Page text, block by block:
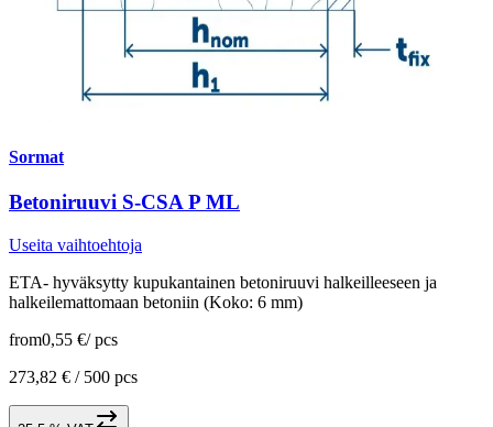
Sormat
Betoniruuvi S-CSA P ML
Useita vaihtoehtoja
ETA- hyväksytty kupukantainen betoniruuvi halkeilleeseen ja
halkeilemattomaan betoniin (Koko: 6 mm)
from0,55 €/ pcs
273,82 € / 500 pcs